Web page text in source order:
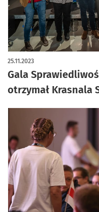
Gala
otrzymał Krasnala
25.11.2023
artykuł z galerią zdjęć